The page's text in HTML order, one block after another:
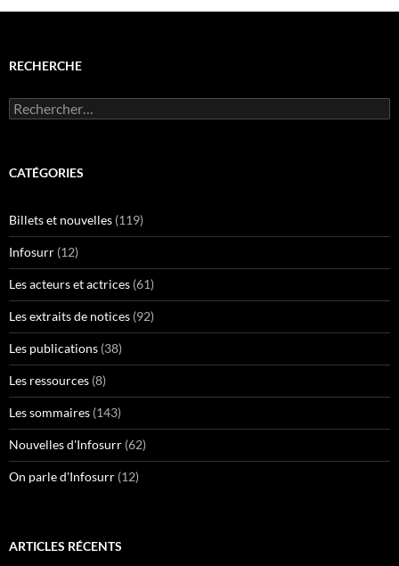
articles
RECHERCHE
Rechercher :
CATÉGORIES
Billets et nouvelles (119)
Infosurr (12)
Les acteurs et actrices (61)
Les extraits de notices (92)
Les publications (38)
Les ressources (8)
Les sommaires (143)
Nouvelles d'Infosurr (62)
On parle d'Infosurr (12)
ARTICLES RÉCENTS